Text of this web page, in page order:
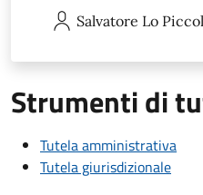
Salvatore Lo
Strumenti di
Tutela amministrativa
Tutela giurisdizionale